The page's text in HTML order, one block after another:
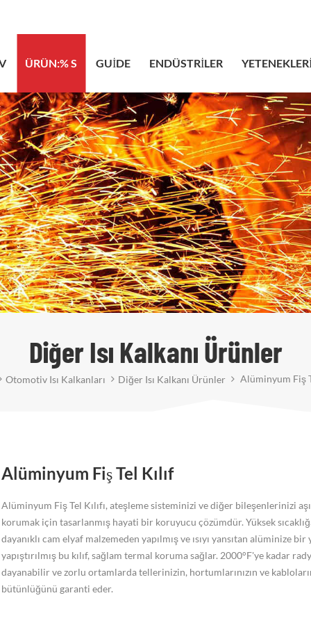
ÜRÜN:% S GUIDE ENDÜSTRILER
Diğer Isı Kalkanı Ürünler
Otomotiv Isı Kalkanları Diğer Isı Kalkanı Ürünler Alüminyum Fiş
Alüminyum Fiş Tel Kılıf
Alüminyum Fiş Tel Kılıfı, ateşleme sisteminizi ve diğer bileşenlerinizi
korumak için tasarlanmış hayati bir koruyucu çözümdür. Yüksek
dayanıklı cam elyaf malzemeden yapılmış ve ısıyı yansıtan alüminize bir
yapıştırılmış bu kılıf, sağlam termal koruma sağlar. 2000°F'ye kadar
dayanabilir ve zorlu ortamlarda tellerinizin, hortumlarınızın ve
bütünlüğünü garanti eder.